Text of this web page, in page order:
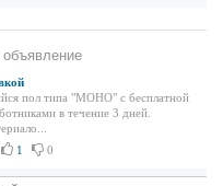
пол типа "МОНО" с бесплатной
в течение 3 дней.
1 0